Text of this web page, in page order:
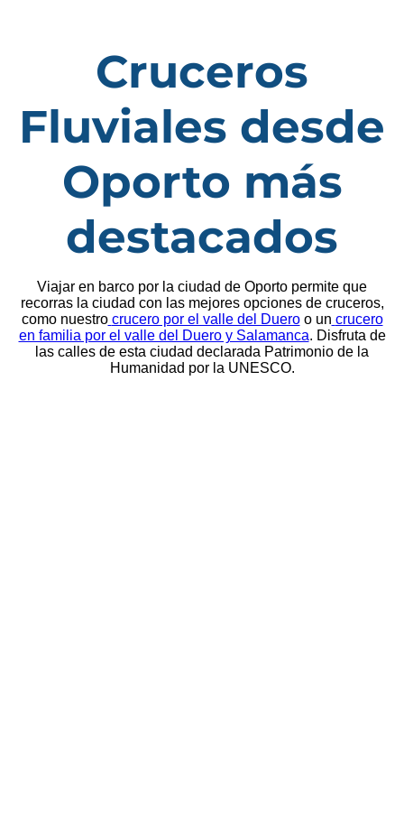
Cruceros
Fluviales desde
Oporto más
destacados
Viajar en barco por la ciudad de Oporto permite que
recorras la ciudad con las mejores opciones de cruceros,
como nuestro crucero por el valle del Dueroo un crucero
en familia por el valle del Duero y Salamanca. Disfruta de
las calles de esta ciudad declarada Patrimonio de la
Humanidad por la UNESCO.